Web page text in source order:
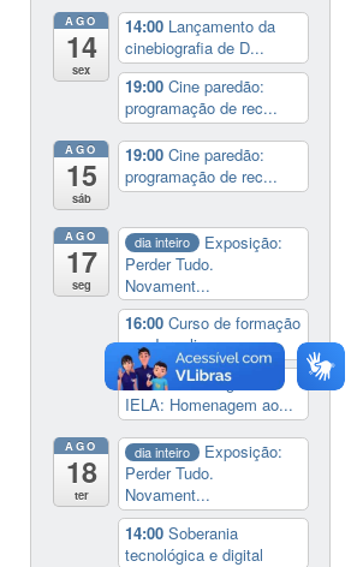
AGO
14
sex
14:00 Lançamento da
cinebiografia de D...
19:00Cine paredão:
programação de rec...
AGO
15
sáb
19:00Cine paredão:
programação de rec...
AGO
17
seg
dia inteiro
Exposição:
Perder Tudo.
Novament...
16:00Curso de formação
em Jornalismo ...
19:00 Aula Magna do
IELA: Homenagem ao...
AGO
18
ter
dia inteiro
Exposição:
Perder Tudo.
Novament...
14:00Soberania
tecnológica e digital